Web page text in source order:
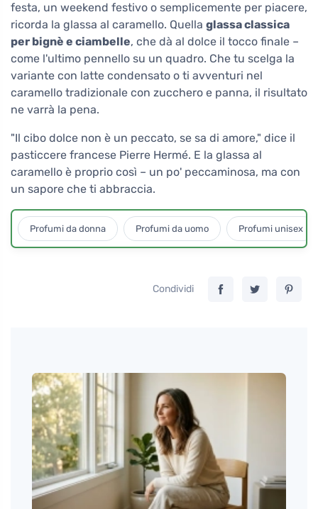
festa, un weekend festivo o semplicemente per piacere,
ricorda la glassa al caramello. Quella glassa classica
per bignè e ciambelle, che dà al dolce il tocco finale –
come l'ultimo pennello su un quadro. Che tu scelga la
variante con latte condensato o ti avventuri nel
caramello tradizionale con zucchero e panna, il risultato
ne varrà la pena.
"Il cibo dolce non è un peccato, se sa di amore," dice il
pasticcere francese Pierre Hermé. E la glassa al
caramello è proprio così – un po' peccaminosa, ma con
un sapore che ti abbraccia.
Profumi da donna Profumi da uomo Profumi unisex
Condividi